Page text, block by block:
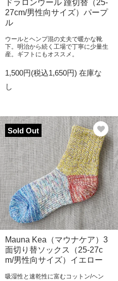
ドラロンウール 踵切替（25-
27cm/男性向サイズ）パープ
ル
ウールとヘンプ混の丈夫で暖かな靴
下。明治から続く工場で丁寧に少量生
産。ギフトにもオススメ。
1,500円(税込1,650円) 在庫な
し
Sold Out
Mauna Kea（マウナケア）3
面切り替ソックス（25-27c
m/男性向サイズ）イエロー
吸湿性と速乾性に富むコットン/ヘン